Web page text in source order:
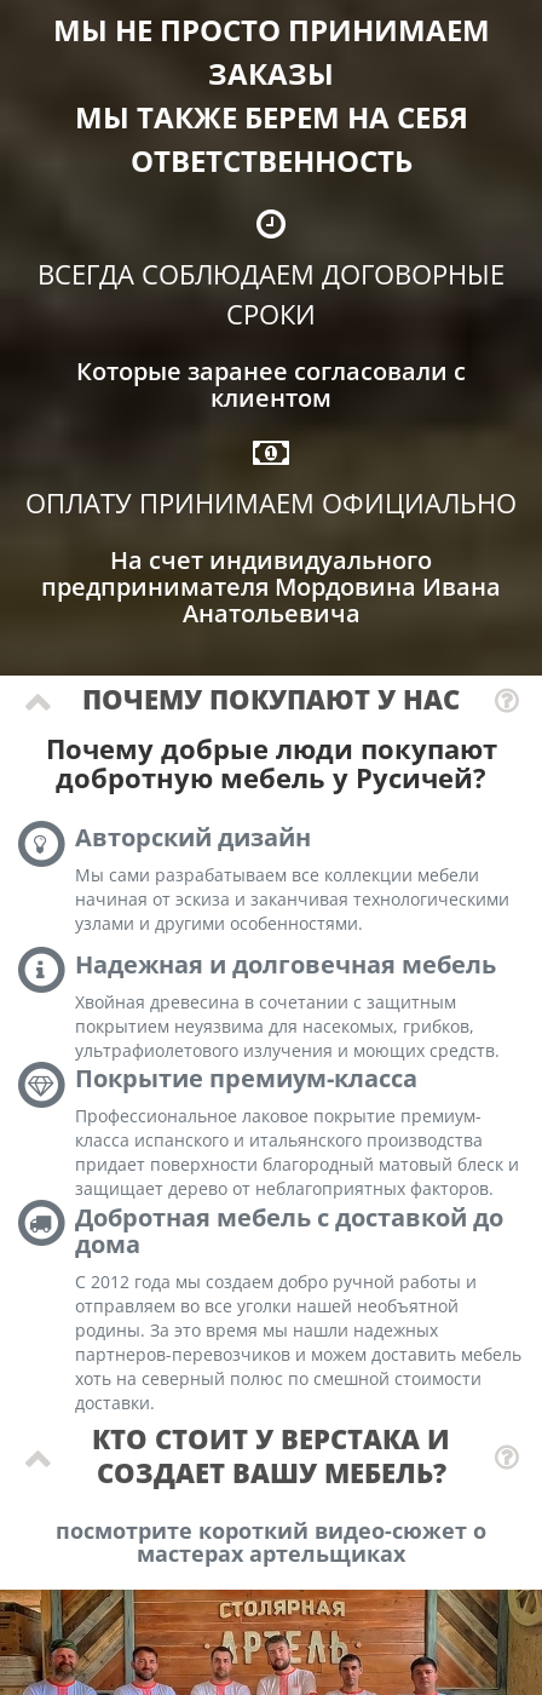
МЫ НЕ ПРОСТО ПРИНИМАЕМ
ЗАКАЗЫ
МЫ ТАКЖЕ БЕРЕМ НА СЕБЯ
ОТВЕТСТВЕННОСТЬ
ВСЕГДА СОБЛЮДАЕМ ДОГОВОРНЫЕ
СРОКИ
Которые заранее согласовали с
клиентом
ОПЛАТУ ПРИНИМАЕМ ОФИЦИАЛЬНО
На счет индивидуального
предпринимателя Мордовина Ивана
Анатольевича
ПОЧЕМУ ПОКУПАЮТ У НАС
Почему добрые люди покупают
добротную мебель у Русичей?
Авторский дизайн
Мы сами разрабатываем все коллекции мебели
начиная от эскиза и заканчивая технологическими
узлами и другими особенностями.
Надежная и долговечная мебель
Хвойная древесина в сочетании с защитным
покрытием неуязвима для насекомых, грибков,
ультрафиолетового излучения и моющих средств.
Покрытие премиум-класса
Профессиональное лаковое покрытие премиум-
класса испанского и итальянского производства
придает поверхности благородный матовый блеск и
защищает дерево от неблагоприятных факторов.
Добротная мебель с доставкой до
дома
С 2012 года мы создаем добро ручной работы и
отправляем во все уголки нашей необъятной
родины. За это время мы нашли надежных
партнеров-перевозчиков и можем доставить мебель
хоть на северный полюс по смешной стоимости
доставки.
КТО СТОИТ У ВЕРСТАКА И
СОЗДАЕТ ВАШУ МЕБЕЛЬ?
посмотрите короткий видео-сюжет о
мастерах артельщиках